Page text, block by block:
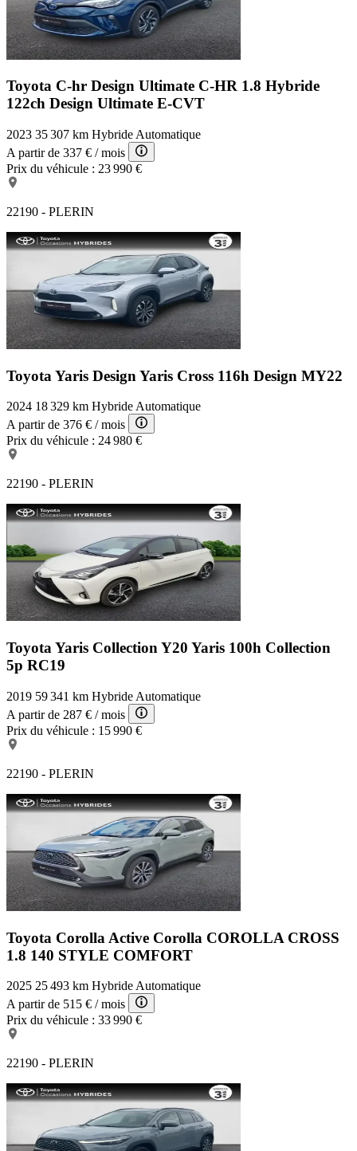
Toyota C-hr Design Ultimate C-HR 1.8 Hybride
122ch Design Ultimate E-CVT
2023 35 307 km Hybride Automatique
A partir de 337 € / mois
Prix du véhicule : 23 990 €
22190 - PLERIN
Toyota Yaris Design Yaris Cross 116h Design MY22
2024 18 329 km Hybride Automatique
A partir de 376 € / mois
Prix du véhicule : 24 980 €
22190 - PLERIN
Toyota Yaris Collection Y20 Yaris 100h Collection
5p RC19
2019 59 341 km Hybride Automatique
A partir de 287 € / mois
Prix du véhicule : 15 990 €
22190 - PLERIN
Toyota Corolla Active Corolla COROLLA CROSS
1.8 140 STYLE COMFORT
2025 25 493 km Hybride Automatique
A partir de 515 € / mois
Prix du véhicule : 33 990 €
22190 - PLERIN